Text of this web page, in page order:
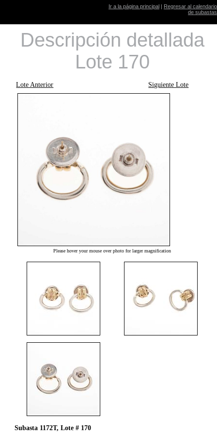
Ir a la página principal | Regresar al calendario
de subastas
Descripción detallada
Lote 170
Lote Anterior Siguiente Lote
Please hover your mouse over photo for larger magnification
Subasta 1172T, Lote # 170